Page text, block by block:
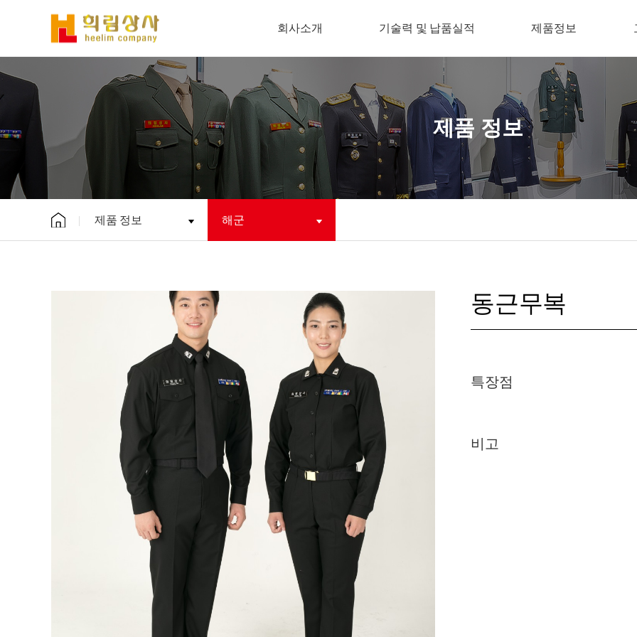
회사소개 기술력 및 납품실적 제품정보
제품 정보
제품 정보 해군
동근무복
특장점
비고